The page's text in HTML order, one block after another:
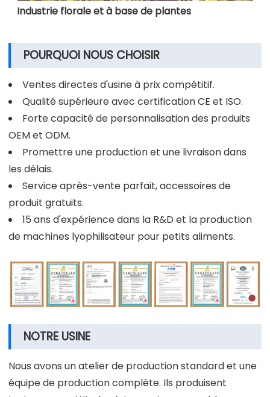
Industrie florale et à base de plantes
POURQUOI NOUS CHOISIR
Ventes directes d'usine à prix compétitif.
Qualité supérieure avec certification CE et ISO.
Forte capacité de personnalisation des produits
OEM et ODM.
Promettre une production et une livraison dans
les délais.
Service après-vente parfait, accessoires de
produit gratuits.
15 ans d'expérience dans la R&D et la production
de machines lyophilisateur pour petits aliments.
NOTRE USINE
Nous avons un atelier de production standard et une
équipe de production complète. Ils produisent